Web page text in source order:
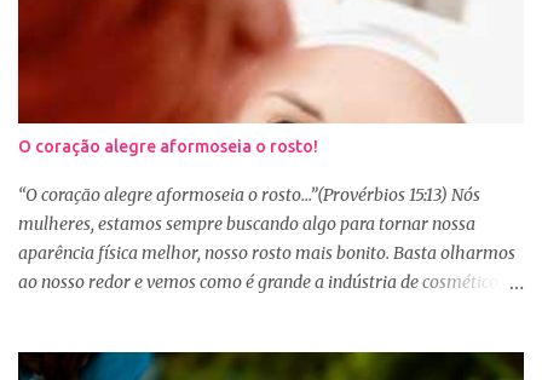
O coração alegre aformoseia o rosto!
“O coração alegre aformoseia o rosto...”(Provérbios 15:13) Nós
mulheres, estamos sempre buscando algo para tornar nossa
aparência física melhor, nosso rosto mais bonito. Basta olharmos
ao nosso redor e vemos como é grande a indústria de cosméticos e
se maquiar e testam produtos. Não é errado gostar de se cuidar e